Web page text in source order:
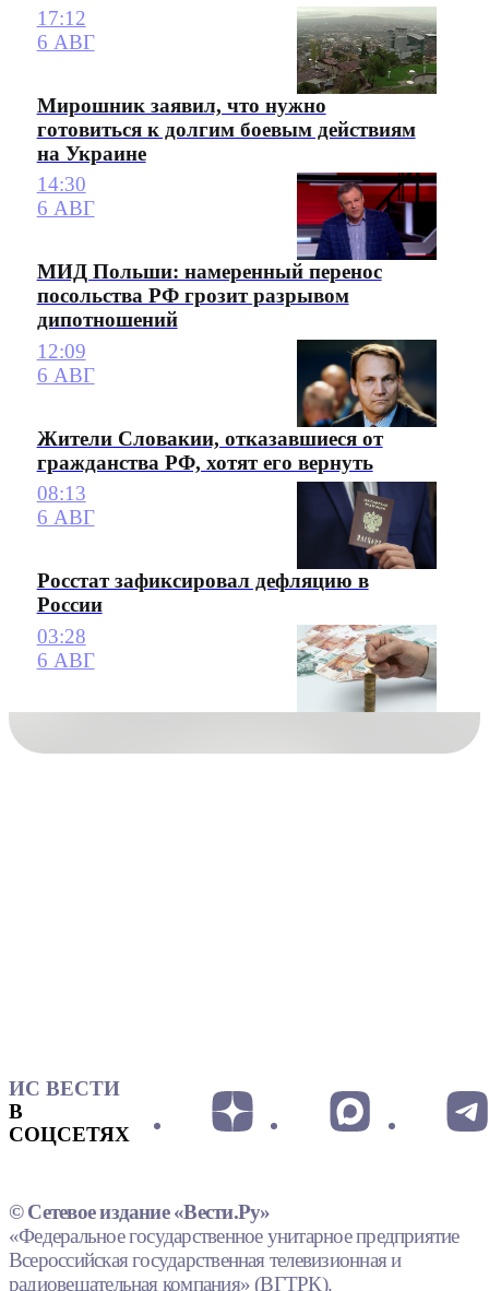
17:12
6 АВГ
Мирошник заявил, что нужно
готовиться к долгим боевым действиям
на Украине
14:30
6 АВГ
МИД Польши: намеренный перенос
посольства РФ грозит разрывом
дипотношений
12:09
6 АВГ
Жители Словакии, отказавшиеся от
гражданства РФ, хотят его вернуть
08:13
6 АВГ
Росстат зафиксировал дефляцию в
России
03:28
6 АВГ
ИС ВЕСТИ
В
СОЦСЕТЯХ
© Сетевое издание «Вести.Ру»
«Федеральное государственное унитарное предприятие
Всероссийская государственная телевизионная и
радиовещательная компания» (ВГТРК).